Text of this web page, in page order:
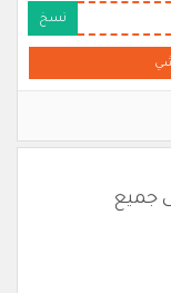
نسخ
2026 على جميع